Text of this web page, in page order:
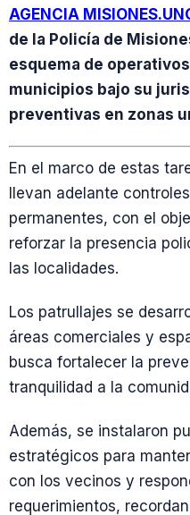
AGENCIA
de la Policía de
esquema de
municipios bajo su
preventivas en zonas
En el marco de estas
llevan adelante
permanentes, con el
reforzar la presencia
las localidades.
Los patrullajes se
áreas comerciales y
busca fortalecer la
tranquilidad a la
Además, se instalaron
estratégicos para
con los vecinos y
requerimientos,